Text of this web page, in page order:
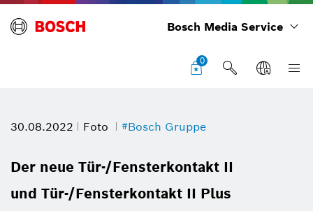
Bosch Media Service
0
30.08.2022 Foto #Bosch Gruppe
Der neue Tür-/Fensterkontakt II
und Tür-/Fensterkontakt II Plus